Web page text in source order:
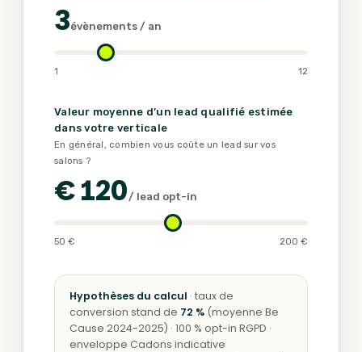
3évènements / an
1 12
Valeur moyenne d’un lead qualifié estimée
dans votre verticale
En général, combien vous coûte un lead sur vos
salons ?
€120/ lead opt-in
50 € 200 €
Hypothèses du calcul · taux de
conversion stand de 72 % (moyenne Be
Cause 2024-2025) · 100 % opt-in RGPD ·
enveloppe Cadons indicative